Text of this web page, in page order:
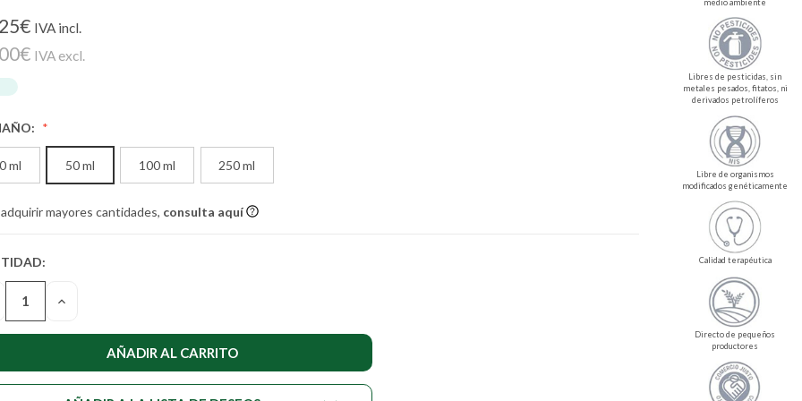
IVA incl.
IVA excl.
ml 50 ml 100 ml 250 ml
mayores cantidades, consulta aquí
DE
AUMENTAR
DE
UNDEFINED
medio ambiente
Libres de pesticidas, sin
metales pesados, fitatos, ni
derivados petrolíferos
Libre de organismos
modificados genéticamente
Calidad terapéutica
Directo de pequeños
productores